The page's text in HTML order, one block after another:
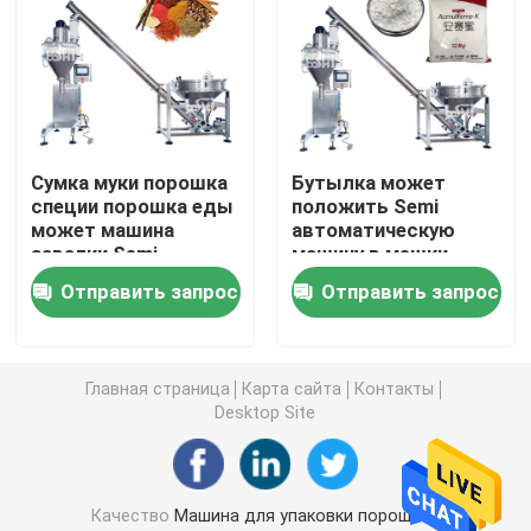
Машина упаковки мешка Premade
Автоматическая машина завалки бутылки
Semi автоматическая машина завалки бутылки
Аксессуары машины упаковки
Сумка муки порошка
специи порошка еды
может машина
завалки Semi
автоматическая
Отправить запрос
Бутылка может
положить Semi
автоматическую
машину в мешки
завалки 100g-5kg
порошка
Отправить запрос
Главная страница Карта сайта
Контакты
Desktop Site
Качество Машина для упаковки порошков